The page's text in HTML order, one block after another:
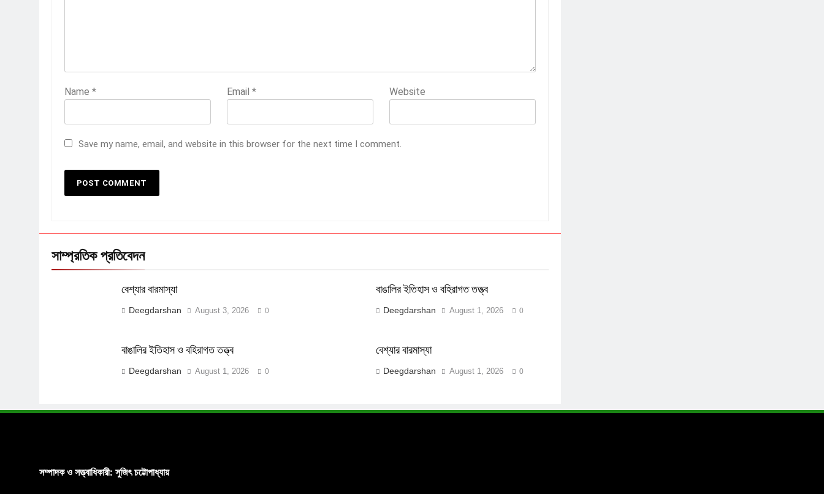
Name * Email* Website
Save my name, email, and website in this browser for the next time I comment.
সাম্প্রতিক প্রতিবেদন
বেশ্যার বারমাস্যা
Deegdarshan August 3, 2026 0
বাঙালির ইতিহাস ও বহিরাগত তত্ত্ব
Deegdarshan August 1, 2026 0
বাঙালির ইতিহাস ও বহিরাগত তত্ত্ব
Deegdarshan August 1, 2026 0
বেশ্যার বারমাস্যা
Deegdarshan August 1, 2026 0
সম্পাদক ও সত্ত্বাধিকারী: সুজিৎ চট্টোপাধ্যায়